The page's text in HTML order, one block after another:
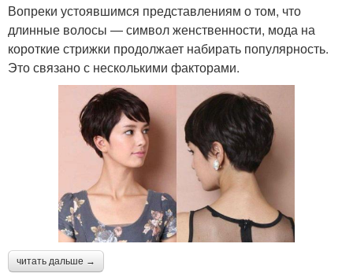
Вопреки устоявшимся представлениям о том, что
длинные волосы — символ женственности, мода на
короткие стрижки продолжает набирать популярность.
Это связано с несколькими факторами.
читать дальше →